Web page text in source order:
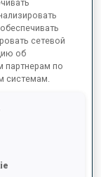
сетевой
об
партнерам по
системам.